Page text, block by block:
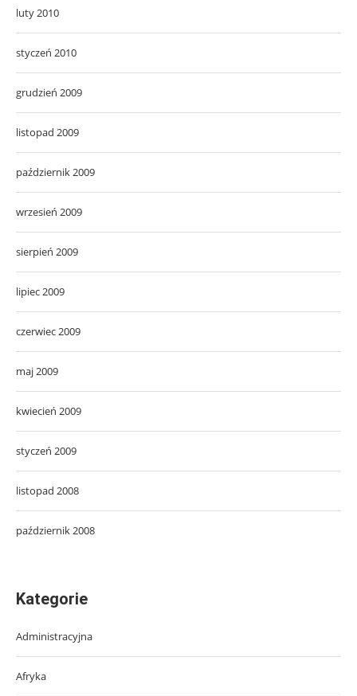
luty 2010
styczeń 2010
grudzień 2009
listopad 2009
październik 2009
wrzesień 2009
sierpień 2009
lipiec 2009
czerwiec 2009
maj 2009
kwiecień 2009
styczeń 2009
listopad 2008
październik 2008
Kategorie
Administracyjna
Afryka